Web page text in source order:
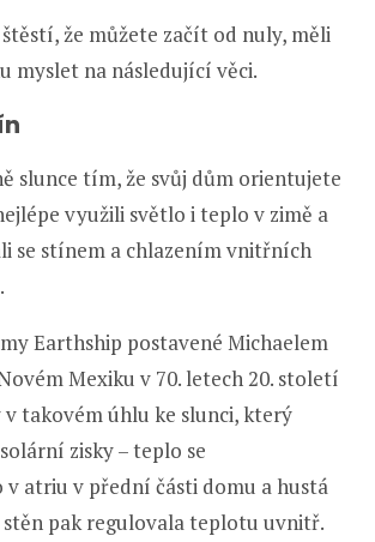
že můžete začít od nuly, měli
myslet na následující věci.
slunce tím, že svůj dům orientujete
využili světlo i teplo v zimě a
se stínem a chlazením vnitřních
Earthship postavené Michaelem
Mexiku v 70. letech 20. století
takovém úhlu ke slunci, který
zisky – teplo se
v atriu v přední části domu a hustá
pak regulovala teplotu uvnitř.